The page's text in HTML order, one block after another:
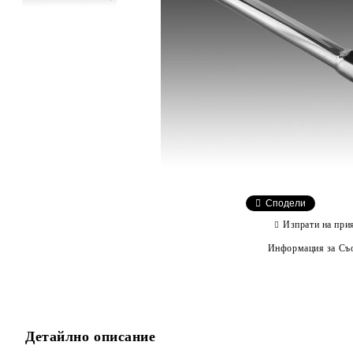
Сподели
Изпрати на
Информация за
Детайлно описание